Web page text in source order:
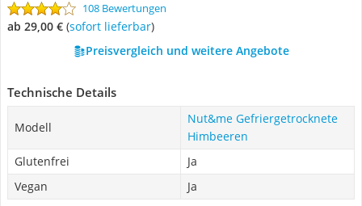
108 Bewertungen
ab 29,00 € ( Sofort lieferbar)
Preisvergleich und weitere Angebote
Technische Details
Modell
Nut&me Gefriergetrocknete
Himbeeren
Glutenfrei
Ja
Vegan
Ja